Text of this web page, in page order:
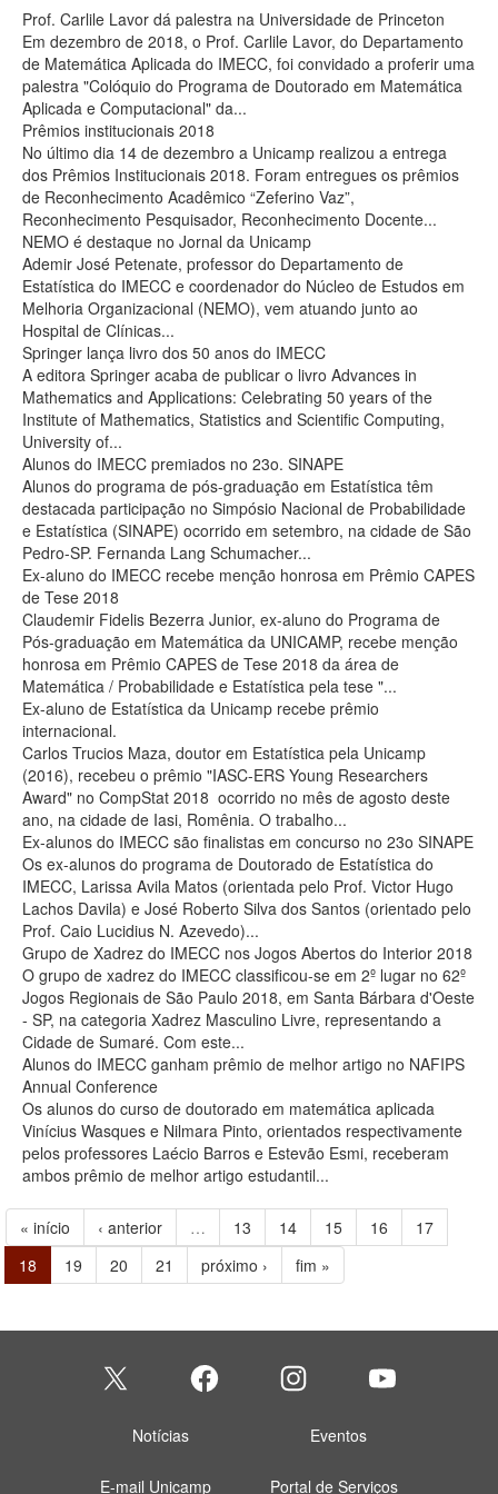
Prof. Carlile Lavor dá palestra na Universidade de Princeton
Em dezembro de 2018, o Prof. Carlile Lavor, do Departamento
de Matemática Aplicada do IMECC, foi convidado a proferir uma
palestra "Colóquio do Programa de Doutorado em Matemática
Aplicada e Computacional" da...
Prêmios institucionais 2018
No último dia 14 de dezembro a Unicamp realizou a entrega
dos Prêmios Institucionais 2018. Foram entregues os prêmios
de Reconhecimento Acadêmico “Zeferino Vaz”,
Reconhecimento Pesquisador, Reconhecimento Docente...
NEMO é destaque no Jornal da Unicamp
Ademir José Petenate, professor do Departamento de
Estatística do IMECC e coordenador do Núcleo de Estudos em
Melhoria Organizacional (NEMO), vem atuando junto ao
Hospital de Clínicas...
Springer lança livro dos 50 anos do IMECC
A editora Springer acaba de publicar o livro Advances in
Mathematics and Applications: Celebrating 50 years of the
Institute of Mathematics, Statistics and Scientific Computing,
University of...
Alunos do IMECC premiados no 23o. SINAPE
Alunos do programa de pós-graduação em Estatística têm
destacada participação no Simpósio Nacional de Probabilidade
e Estatística (SINAPE) ocorrido em setembro, na cidade de São
Pedro-SP. Fernanda Lang Schumacher...
Ex-aluno do IMECC recebe menção honrosa em Prêmio CAPES
de Tese 2018
Claudemir Fidelis Bezerra Junior, ex-aluno do Programa de
Pós-graduação em Matemática da UNICAMP, recebe menção
honrosa em Prêmio CAPES de Tese 2018 da área de
Matemática / Probabilidade e Estatística pela tese "...
Ex-aluno de Estatística da Unicamp recebe prêmio
internacional.
Carlos Trucios Maza, doutor em Estatística pela Unicamp
(2016), recebeu o prêmio "IASC-ERS Young Researchers
Award" no CompStat 2018 ocorrido no mês de agosto deste
ano, na cidade de Iasi, Romênia. O trabalho...
Ex-alunos do IMECC são finalistas em concurso no 23o SINAPE
Os ex-alunos do programa de Doutorado de Estatística do
IMECC, Larissa Avila Matos (orientada pelo Prof. Victor Hugo
Lachos Davila) e José Roberto Silva dos Santos (orientado pelo
Prof. Caio Lucidius N. Azevedo)...
Grupo de Xadrez do IMECC nos Jogos Abertos do Interior 2018
O grupo de xadrez do IMECC classificou-se em 2º lugar no 62º
Jogos Regionais de São Paulo 2018, em Santa Bárbara d'Oeste
- SP, na categoria Xadrez Masculino Livre, representando a
Cidade de Sumaré. Com este...
Alunos do IMECC ganham prêmio de melhor artigo no NAFIPS
Annual Conference
Os alunos do curso de doutorado em matemática aplicada
Vinícius Wasques e Nilmara Pinto, orientados respectivamente
pelos professores Laécio Barros e Estevão Esmi, receberam
ambos prêmio de melhor artigo estudantil...
« início ‹ anterior … 13 14 15 16
17
18
19 20 21 próximo › fim »
Notícias Eventos
E-mail Unicamp Portal de Serviços